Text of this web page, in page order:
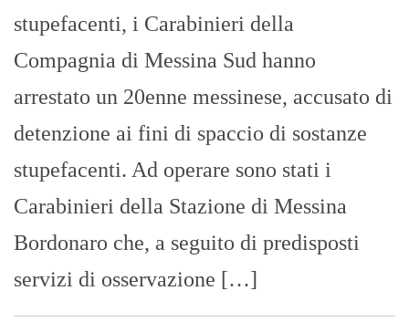
stupefacenti, i Carabinieri della
Compagnia di Messina Sud hanno
arrestato un 20enne messinese, accusato di
detenzione ai fini di spaccio di sostanze
stupefacenti. Ad operare sono stati i
Carabinieri della Stazione di Messina
Bordonaro che, a seguito di predisposti
servizi di osservazione […]